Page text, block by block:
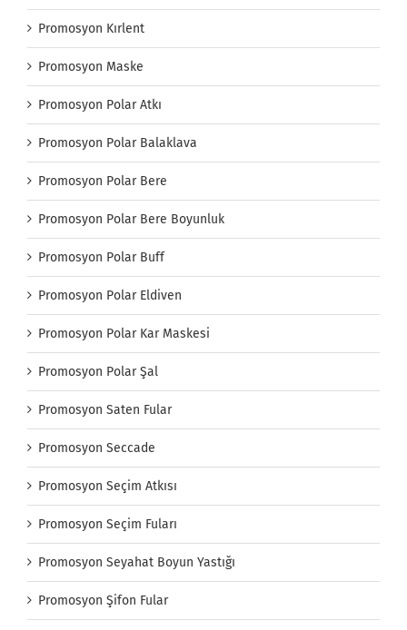
Promosyon Kırlent
Promosyon Maske
Promosyon Polar Atkı
Promosyon Polar Balaklava
Promosyon Polar Bere
Promosyon Polar Bere Boyunluk
Promosyon Polar Buff
Promosyon Polar Eldiven
Promosyon Polar Kar Maskesi
Promosyon Polar Şal
Promosyon Saten Fular
Promosyon Seccade
Promosyon Seçim Atkısı
Promosyon Seçim Fuları
Promosyon Seyahat Boyun Yastığı
Promosyon Şifon Fular